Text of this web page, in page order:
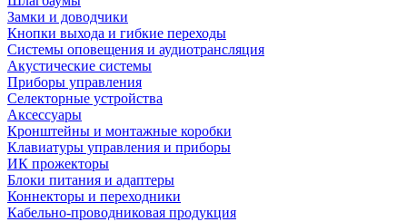
Замки и доводчики
Кнопки выхода и гибкие переходы
Системы оповещения и аудиотрансляция
Акустические системы
Приборы управления
Селекторные устройства
Аксессуары
Кронштейны и монтажные коробки
Клавиатуры управления и приборы
ИК прожекторы
Блоки питания и адаптеры
Коннекторы и переходники
Кабельно-проводниковая продукция